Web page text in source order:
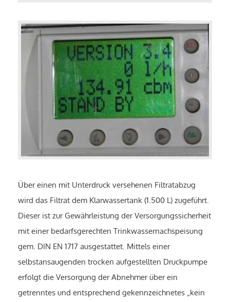
Über einen mit Unterdruck versehenen Filtratabzug
wird das Filtrat dem Klarwassertank (1.500 L) zugeführt.
Dieser ist zur Gewährleistung der Versorgungssicherheit
mit einer bedarfsgerechten Trinkwassernachspeisung
gem. DIN EN 1717 ausgestattet. Mittels einer
selbstansaugenden trocken aufgestellten Druckpumpe
erfolgt die Versorgung der Abnehmer über ein
getrenntes und entsprechend gekennzeichnetes „kein